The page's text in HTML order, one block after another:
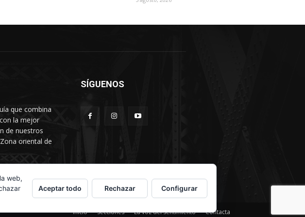
que combina
la mejor
de nuestros
oriental de
SÍGUENOS
Inicio Secciones La voz del sentimiento Contacta
web,
Aceptar todo Rechazar Configurar